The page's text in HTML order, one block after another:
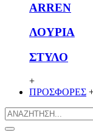
ARREN
ΛΟΥΡΙΑ
ΣΤΥΛΟ
+
ΠΡΟΣΦΟΡΕΣ